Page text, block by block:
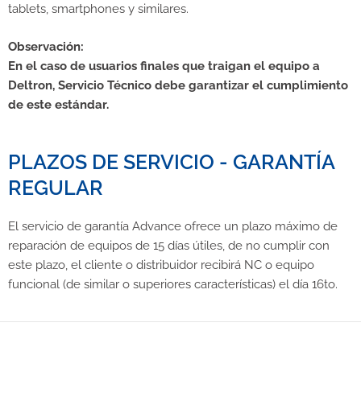
tablets, smartphones y similares.
Observación:
En el caso de usuarios finales que traigan el equipo a
Deltron, Servicio Técnico debe garantizar el cumplimiento
de este estándar.
PLAZOS DE SERVICIO - GARANTÍA
REGULAR
El servicio de garantía Advance ofrece un plazo máximo de
reparación de equipos de 15 días útiles, de no cumplir con
este plazo, el cliente o distribuidor recibirá NC o equipo
funcional (de similar o superiores características) el día 16to.